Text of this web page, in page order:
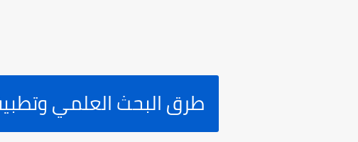
طرق البحث العلمي